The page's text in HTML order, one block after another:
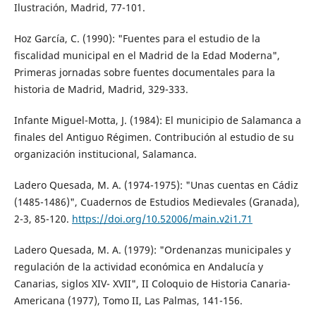
Ilustración, Madrid, 77-101.
Hoz García, C. (1990): "Fuentes para el estudio de la
fiscalidad municipal en el Madrid de la Edad Moderna",
Primeras jornadas sobre fuentes documentales para la
historia de Madrid, Madrid, 329-333.
Infante Miguel-Motta, J. (1984): El municipio de Salamanca a
finales del Antiguo Régimen. Contribución al estudio de su
organización institucional, Salamanca.
Ladero Quesada, M. A. (1974-1975): "Unas cuentas en Cádiz
(1485-1486)", Cuadernos de Estudios Medievales (Granada),
2-3, 85-120. https://doi.org/10.52006/main.v2i1.71
Ladero Quesada, M. A. (1979): "Ordenanzas municipales y
regulación de la actividad económica en Andalucía y
Canarias, siglos XIV- XVII", II Coloquio de Historia Canaria-
Americana (1977), Tomo II, Las Palmas, 141-156.